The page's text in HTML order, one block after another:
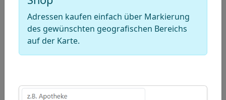
polygon
Draw
rectangle
Draw
Edit
layers
Adressen kaufen einfach über Markierung
des gewünschten geografischen Bereichs
auf der Karte.